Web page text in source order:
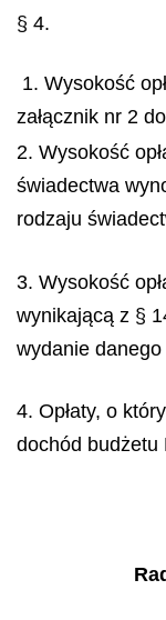
§ 4.
1. Wysokość
załącznik nr 2
2. Wysokość
świadectwa
rodzaju
3. Wysokość
wynikającą z §
wydanie
4. Opłaty, o
dochód budżetu